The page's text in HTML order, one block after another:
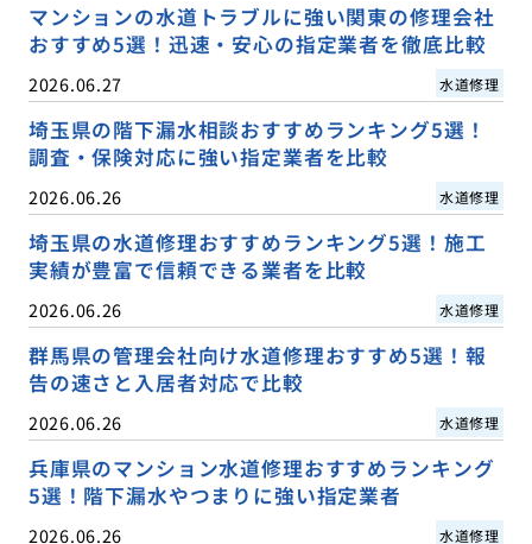
マンションの水道トラブルに強い関東の修理会社
おすすめ5選！迅速・安心の指定業者を徹底比較
2026.06.27 水道修理
埼玉県の階下漏水相談おすすめランキング5選！
調査・保険対応に強い指定業者を比較
2026.06.26 水道修理
埼玉県の水道修理おすすめランキング5選！施工
実績が豊富で信頼できる業者を比較
2026.06.26 水道修理
群馬県の管理会社向け水道修理おすすめ5選！報
告の速さと入居者対応で比較
2026.06.26 水道修理
兵庫県のマンション水道修理おすすめランキング
5選！階下漏水やつまりに強い指定業者
2026.06.26 水道修理